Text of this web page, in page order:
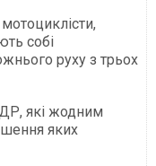
собі
руху з трьох
які жодним
яких